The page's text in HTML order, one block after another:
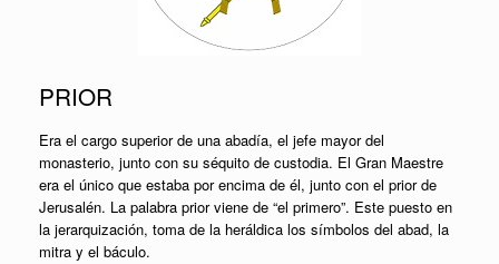
PRIOR
Era el cargo superior de una abadía, el jefe mayor del
monasterio, junto con su séquito de custodia. El Gran Maestre
era el único que estaba por encima de él, junto con el prior de
Jerusalén. La palabra prior viene de “el primero”. Este puesto en
la jerarquización, toma de la heráldica los símbolos del abad, la
mitra y el báculo.